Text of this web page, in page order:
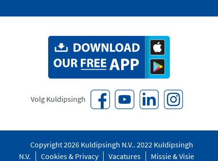
Volg Kuldipsingh
Copyright 2026 Kuldipsingh N.V.. 2022 Kuldipsingh
N.V.
Cookies & Privacy Vacatures Missie & Visie